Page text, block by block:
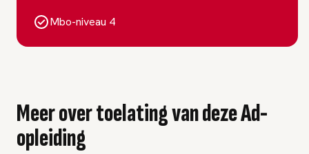
Mbo-niveau 4
Meer over toelating van deze Ad-
opleiding